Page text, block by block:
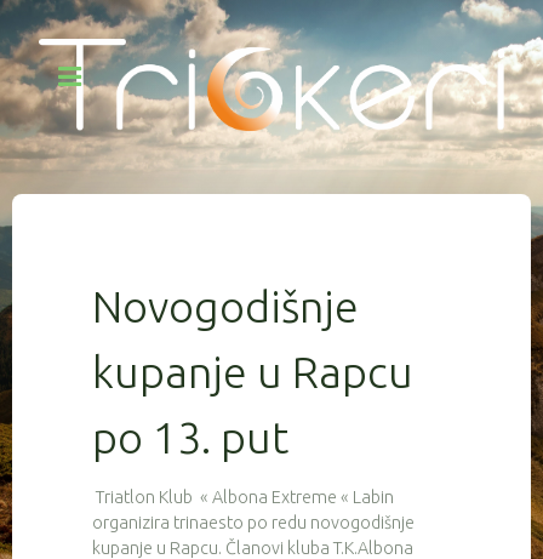
Novogodišnje
kupanje u Rapcu
po 13. put
Triatlon Klub « Albona Extreme « Labin
organizira trinaesto po redu novogodišnje
kupanje u Rapcu. Članovi kluba T.K.Albona